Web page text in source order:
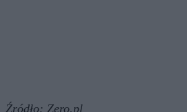
Źródło: Zero.pl